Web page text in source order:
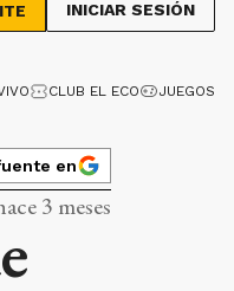
INICIAR SESIÓN
CLUB EL ECO JUEGOS
en
3 meses